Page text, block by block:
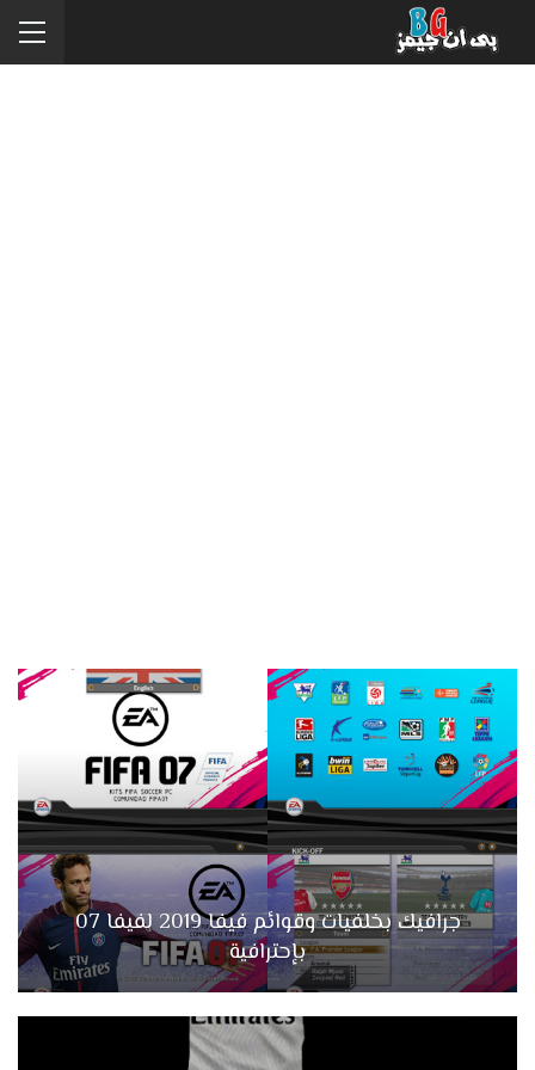
جرافيك بخلفيات وقوائم فيفا 2019 لفيفا 07
بإحترافية